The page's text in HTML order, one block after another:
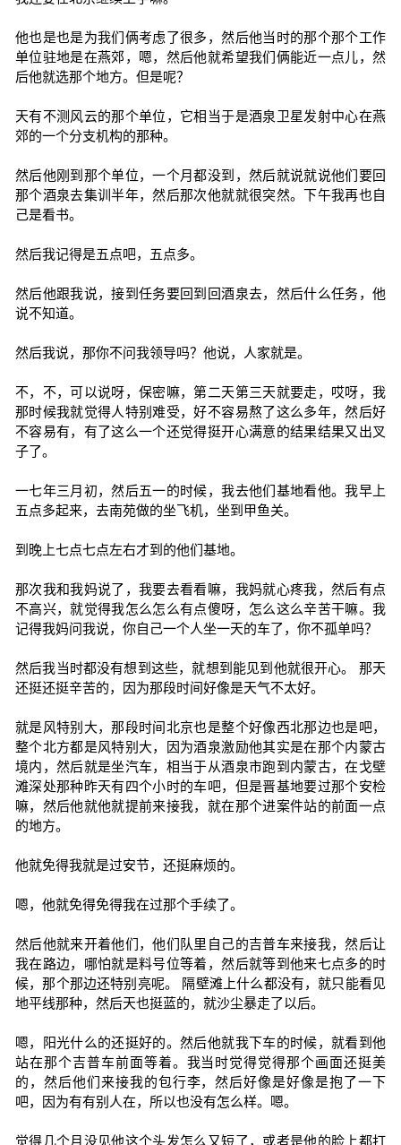
他也是也是为我们俩考虑了很多，然后他当时的那个那个工作
单位驻地是在燕郊，嗯，然后他就希望我们俩能近一点儿，然
后他就选那个地方。但是呢？
天有不测风云的那个单位，它相当于是酒泉卫星发射中心在燕
郊的一个分支机构的那种。
然后他刚到那个单位，一个月都没到，然后就说就说他们要回
那个酒泉去集训半年，然后那次他就就很突然。下午我再也自
己是看书。
然后我记得是五点吧，五点多。
然后他跟我说，接到任务要回到回酒泉去，然后什么任务，他
说不知道。
然后我说，那你不问我领导吗？他说，人家就是。
不，不，可以说呀，保密嘛，第二天第三天就要走，哎呀，我
那时候我就觉得人特别难受，好不容易熬了这么多年，然后好
不容易有，有了这么一个还觉得挺开心满意的结果结果又出叉
子了。
一七年三月初，然后五一的时候，我去他们基地看他。我早上
五点多起来，去南苑做的坐飞机，坐到甲鱼关。
到晚上七点七点左右才到的他们基地。
那次我和我妈说了，我要去看看嘛，我妈就心疼我，然后有点
不高兴，就觉得我怎么怎么有点傻呀，怎么这么辛苦干嘛。我
记得我妈问我说，你自己一个人坐一天的车了，你不孤单吗？
然后我当时都没有想到这些，就想到能见到他就很开心。 那天
还挺还挺辛苦的，因为那段时间好像是天气不太好。
就是风特别大，那段时间北京也是整个好像西北那边也是吧，
整个北方都是风特别大，因为酒泉激励他其实是在那个内蒙古
境内，然后就是坐汽车，相当于从酒泉市跑到内蒙古，在戈壁
滩深处那种昨天有四个小时的车吧，但是晋基地要过那个安检
嘛，然后他就他就提前来接我，就在那个进案件站的前面一点
的地方。
他就免得我就是过安节，还挺麻烦的。
嗯，他就免得免得我在过那个手续了。
然后他就来开着他们，他们队里自己的吉普车来接我，然后让
我在路边，哪怕就是料号位等着，然后就等到他来七点多的时
候，那个那边还特别亮呢。 隔壁滩上什么都没有，就只能看见
地平线那种，然后天也挺蓝的，就沙尘暴走了以后。
嗯，阳光什么的还挺好的。然后他就我下车的时候，就看到他
站在那个吉普车前面等着。我当时觉得觉得那个画面还挺美
的，然后他们来接我的包行李，然后好像是好像是抱了一下
吧，因为有有别人在，所以也没有怎么样。嗯。
觉得几个月没见他这个头发怎么又短了，或者是他的脸上都打